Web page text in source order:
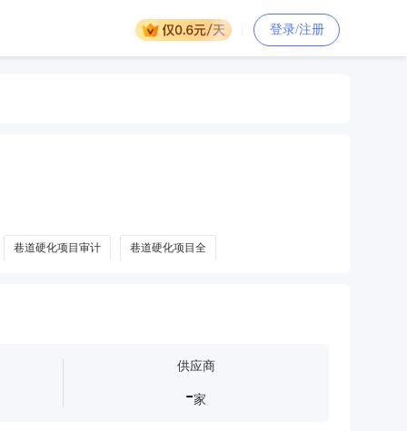
登录/注册
巷道硬化项目审计 巷道硬化项目全
供应商
-家